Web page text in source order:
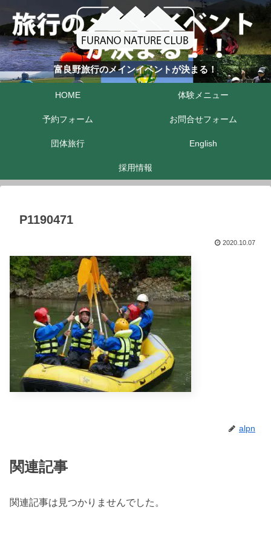
富良野旅行のメインイベントが決まる！
HOME 体験メニュー
予約フォーム お問合せフォーム
団体旅行 English
採用情報
P1190471
2020.10.07
alpn
関連記事
関連記事は見つかりませんでした。